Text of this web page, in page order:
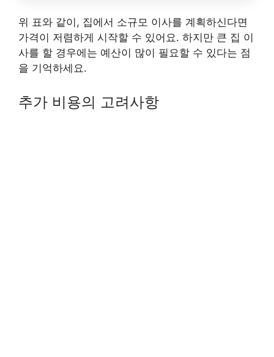
위 표와 같이, 집에서 소규모 이사를 계획하신다면
가격이 저렴하게 시작할 수 있어요. 하지만 큰 집 이
사를 할 경우에는 예산이 많이 필요할 수 있다는 점
을 기억하세요.
추가 비용의 고려사항